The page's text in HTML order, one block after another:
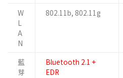
W
L
A
N
802.11b, 802.11g
藍
芽
Bluetooth 2.1 +
EDR